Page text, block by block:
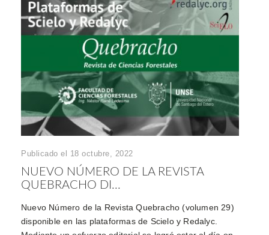
Publicado el 18 octubre, 2022
NUEVO NÚMERO DE LA REVISTA
QUEBRACHO DI...
Nuevo Número de la Revista Quebracho (volumen 29)
disponible en las plataformas de Scielo y Redalyc.